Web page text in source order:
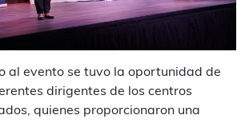
al evento se tuvo la oportunidad de
dirigentes de los centros
quienes proporcionaron una